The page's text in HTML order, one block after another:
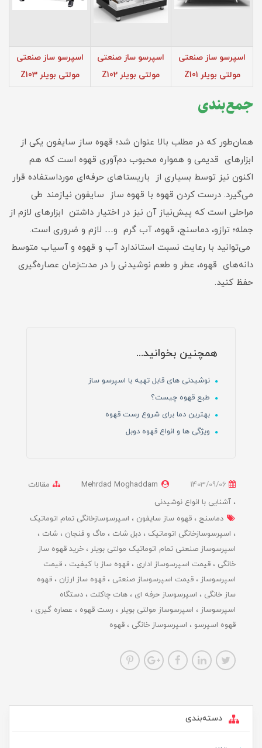
اسپرسو ساز صنعتی
مولتی بویلر Z101
اسپرسو ساز صنعتی
مولتی بویلر Z102
اسپرسو ساز صنعتی
مولتی بویلر Z103
جمع‌بندی
همان‌طور که در مطلب بالا عنوان شد؛ قهوه ساز سایفون یکی از
ابزارهای قدیمی و همواره محبوب دم‌آوری قهوه است که هم
اکنون نیز توسط بسیاری از باریستاهای حرفه‌ای مورداستفاده قرار
می‌گیرد. درست‌ کردن قهوه با قهوه ساز سایفون نیازمند طی
مراحلی است که پیش‌نیاز آن‌ نیز در اختیار داشتن ابزارهای لازم از
جمله؛ ترازو، دماسنج، قهوه، آب گرم و… لازم و ضروری است.
می‌توانید با رعایت نسبت استاندارد آب و قهوه و آسیاب متوسط
دانه‌های قهوه، عطر و طعم نوشیدنی را در مدت‌زمان عصاره‌گیری
حفظ کنید.
همچنین بخوانید...
نوشیدنی های قابل تهیه با اسپرسو ساز
طبع قهوه چیست؟
بهترین دما برای شروع رست قهوه
ویژگی ها و انواع قهوه دوبل
Mehrdad Moghaddam
مقالات
آشنایی با انواع نوشیدنی
دماسنج
قهوه ساز سایفون
اسپرسوسازخانگی تمام اتوماتیک
اسپرسوسازخانگی اتوماتیک
دبل شات ماگ و فنجان
شات
اسپرسوساز صنعتی تمام اتوماتیک مولتی بویلر
خرید قهوه ساز
خانگی
قیمت اسپرسوساز اداری قهوه ساز با کیفیت
قیمت
اسپرسوساز
قیمت اسپرسوساز صنعتی قهوه ساز ارزان
قهوه
ساز خانگی
اسپرسوساز حرفه ای هات چاکلت
دستگاه
اسپرسوساز
اسپرسوساز مولتی بویلر رست قهوه
عصاره گیری
قهوه اسپرسو
اسپرسوساز خانگی قهوه
دسته‌بندی